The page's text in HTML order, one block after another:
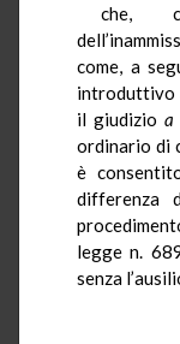
che,
come, a
introduttivo
il giudizioa
ordinario di
è
differenza
legge n.
senza